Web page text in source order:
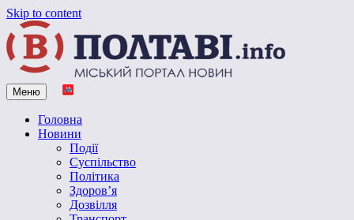
Skip to content
Vpoltave.info
Полтавський портал новин
Меню
Головна
Новини
Події
Суспільство
Політика
Здоров’я
Дозвілля